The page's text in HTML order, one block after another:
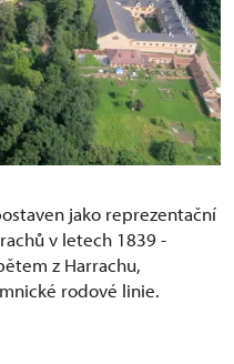
jako reprezentační
v letech 1839 -
z Harrachu,
rodové linie.